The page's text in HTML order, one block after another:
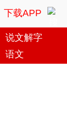
下载APP
说文解字
语文